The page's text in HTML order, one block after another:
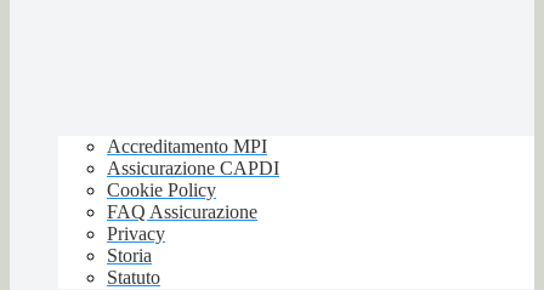
Accreditamento MPI
Assicurazione CAPDI
Cookie Policy
FAQ Assicurazione
Privacy
Storia
Statuto